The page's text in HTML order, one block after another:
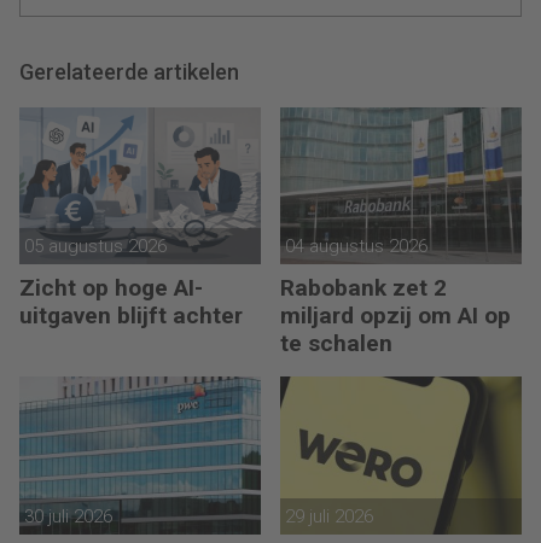
Gerelateerde artikelen
05 augustus 2026
Zicht op hoge AI-
uitgaven blijft achter
04 augustus 2026
Rabobank zet 2
miljard opzij om AI op
te schalen
30 juli 2026 29 juli 2026